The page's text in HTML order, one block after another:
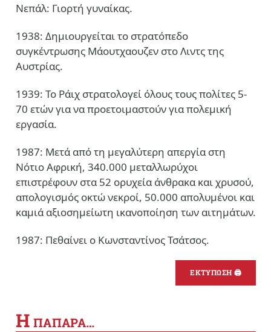
Νεπάλ: Γιορτή γυναίκας.
1938: Δημιουργείται το στρατόπεδο
συγκέντρωσης Μάουτχαουζεν στο Λιντς της
Αυστρίας.
1939: Το Ράιχ στρατολογεί όλους τους πολίτες 5-
70 ετών για να προετοιμαστούν για πολεμική
εργασία.
1987: Μετά από τη μεγαλύτερη απεργία στη
Νότιο Αφρική, 340.000 μεταλλωρύχοι
επιστρέφουν στα 52 ορυχεία άνθρακα και χρυσού,
απολογισμός οκτώ νεκροί, 50.000 απολυμένοι και
καμιά αξιοσημείωτη ικανοποίηση των αιτημάτων.
1987: Πεθαίνει ο Κωνσταντίνος Τσάτσος.
ΕΚΤΥΠΩΣΗ 🖨
Η ΠΑΠΑΡΑ…